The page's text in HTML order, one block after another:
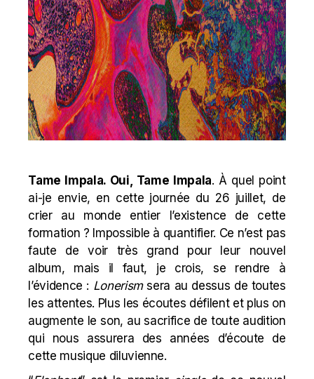
Tame Impala. Oui, Tame Impala. À quel point
ai-je envie, en cette journée du 26 juillet, de
crier au monde entier l’existence de cette
formation ? Impossible à quantifier. Ce n’est pas
faute de voir très grand pour leur nouvel
album, mais il faut, je crois, se rendre à
l’évidence : Lonerismsera au dessus de toutes
les attentes. Plus les écoutes défilent et plus on
augmente le son, au sacrifice de toute audition
qui nous assurera des années d’écoute de
cette musique diluvienne.